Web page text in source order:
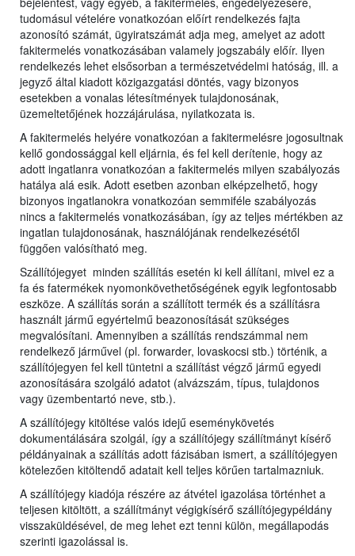
tudomásul vételére vonatkozóan előírt rendelkezés fajta
azonosító számát, ügyiratszámát adja meg, amelyet az adott
fakitermelés vonatkozásában valamely jogszabály előír. Ilyen
rendelkezés lehet elsősorban a természetvédelmi hatóság, ill. a
jegyző által kiadott közigazgatási döntés, vagy bizonyos
esetekben a vonalas létesítmények tulajdonosának,
üzemeltetőjének hozzájárulása, nyilatkozata is.
A fakitermelés helyére vonatkozóan a fakitermelésre jogosultnak
kellő gondossággal kell eljárnia, és fel kell derítenie, hogy az
adott ingatlanra vonatkozóan a fakitermelés milyen szabályozás
hatálya alá esik. Adott esetben azonban elképzelhető, hogy
bizonyos ingatlanokra vonatkozóan semmiféle szabályozás
nincs a fakitermelés vonatkozásában, így az teljes mértékben az
ingatlan tulajdonosának, használójának rendelkezésétől
függően valósítható meg.
Szállítójegyet minden szállítás esetén ki kell állítani, mivel ez a
fa és fatermékek nyomonkövethetőségének egyik legfontosabb
eszköze. A szállítás során a szállított termék és a szállításra
használt jármű egyértelmű beazonosítását szükséges
megvalósítani. Amennyiben a szállítás rendszámmal nem
rendelkező járművel (pl. forwarder, lovaskocsi stb.) történik, a
szállítójegyen fel kell tüntetni a szállítást végző jármű egyedi
azonosítására szolgáló adatot (alvázszám, típus, tulajdonos
vagy üzembentartó neve, stb.).
A szállítójegy kitöltése valós idejű eseménykövetés
dokumentálására szolgál, így a szállítójegy szállítmányt kísérő
példányainak a szállítás adott fázisában ismert, a szállítójegyen
kötelezően kitöltendő adatait kell teljes körűen tartalmazniuk.
A szállítójegy kiadója részére az átvétel igazolása történhet a
teljesen kitöltött, a szállítmányt végigkísérő szállítójegypéldány
visszaküldésével, de meg lehet ezt tenni külön, megállapodás
szerinti igazolással is.